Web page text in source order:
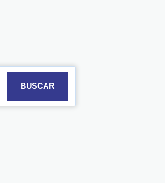
and select a date. Press the
the calendar and select a date.
BUSCAR